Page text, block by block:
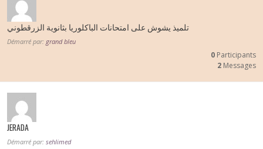
تلميذ يشوش على امتحانات الباكلوريا بثانوية الزرقطوني
Démarré par: grand bleu
0 Participants
2 Messages
JERADA
Démarré par: sehlimed